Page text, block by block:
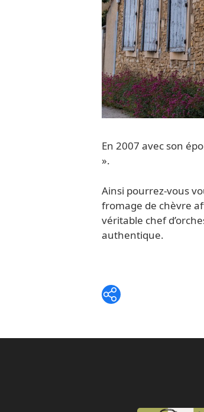
En 2007 avec son
».
Ainsi pourrez-vous
fromage de chèvre
véritable chef
authentique.